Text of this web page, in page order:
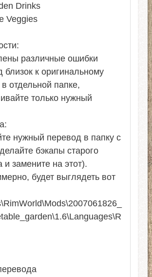
Drinks
Veggies
различные ошибки
близок к оригинальному
отдельной папке,
только нужный
нужный перевод в папку с
бэкапы старого
и замените на этот).
будет выглядеть вот